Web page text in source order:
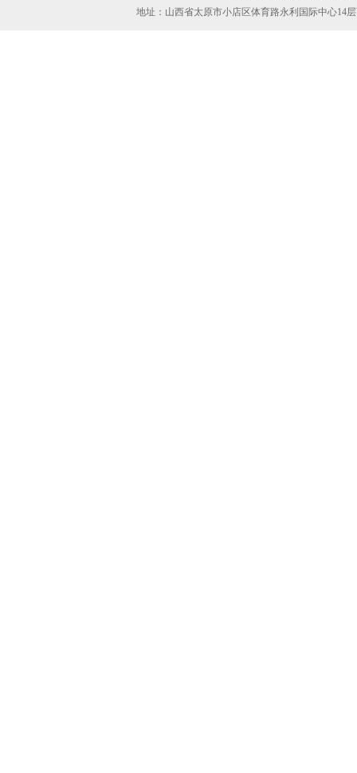
地址：山西省太原市小店区体育路永利国际中心14